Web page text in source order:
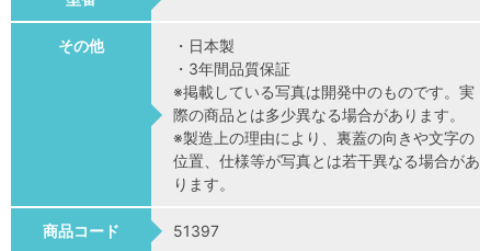
その他
・日本製
・3年間品質保証
※掲載している写真は開発中のものです。実
際の商品とは多少異なる場合があります。
※製造上の理由により、裏蓋の向きや文字の
位置、仕様等が写真とは若干異なる場合があ
ります。
商品コード 51397